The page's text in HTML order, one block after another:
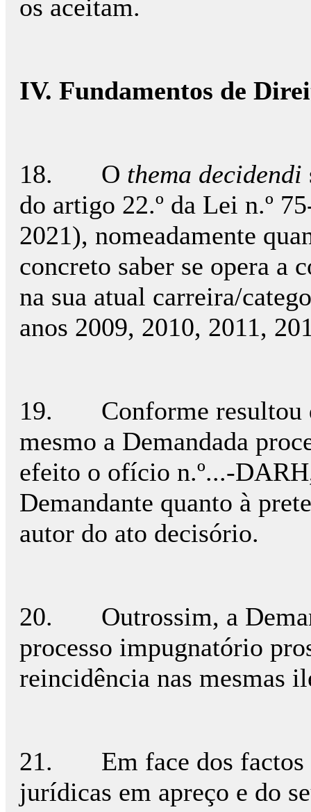
os aceitam.
IV. Fundamentos de
18. O thema decidendi
do artigo 22.º da Lei n.º
2021), nomeadamente
concreto saber se opera a
na sua atual carreira/
anos 2009, 2010, 2011,
19. Conforme resultou
mesmo a Demandada
efeito o ofício n.º...-
Demandante quanto à
autor do ato decisório.
20. Outrossim, a
processo impugnatório
reincidência nas mesmas
21. Em face dos factos
jurídicas em apreço e do